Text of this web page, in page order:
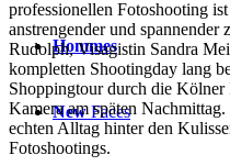
Hommes
NewFaces
professionellen Fotoshooting
anstrengender und
Rudolph, Visagistin Sandra
kompletten Shootingday lang
Shoppingtour durch die
Kamera am späten
echten Alltag hinter den
Fotoshootings.